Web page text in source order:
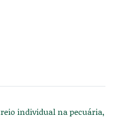
individual na pecuária,